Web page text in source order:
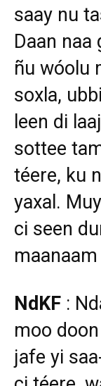
saay nu
Daan naa
ñu wóolu
soxla,
leen di
sottee
téere, ku
yaxal.
ci seen
NdKF :
moo
jafe yi